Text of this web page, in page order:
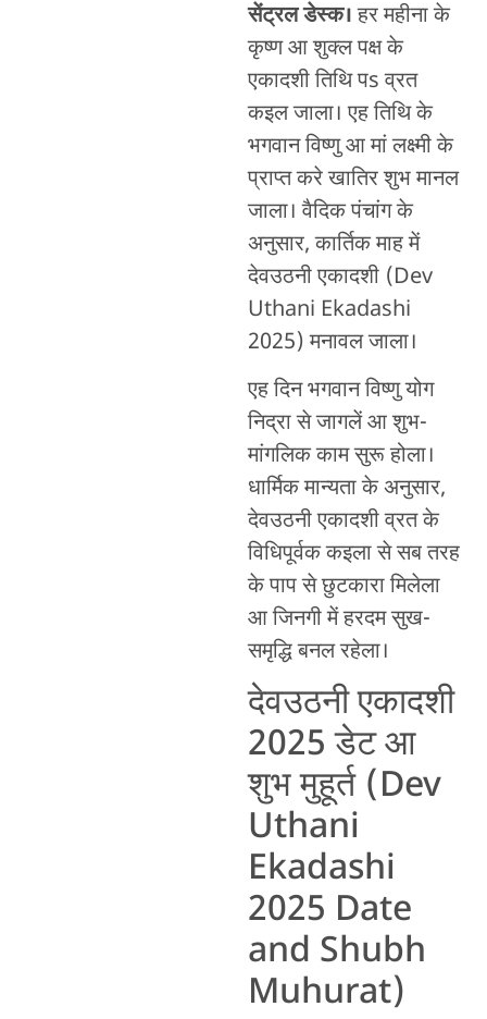
सेंट्रल डेस्क।हर महीना के
कृष्ण आ शुक्ल पक्ष के
एकादशी तिथि पs व्रत
कइल जाला। एह तिथि के
भगवान विष्णु आ मां लक्ष्मी के
प्राप्त करे खातिर शुभ मानल
जाला। वैदिक पंचांग के
अनुसार, कार्तिक माह में
देवउठनी एकादशी (Dev
Uthani Ekadashi
2025) मनावल जाला।
एह दिन भगवान विष्णु योग
निद्रा से जागलें आ शुभ-
मांगलिक काम सुरू होला।
धार्मिक मान्यता के अनुसार,
देवउठनी एकादशी व्रत के
विधिपूर्वक कइला से सब तरह
के पाप से छुटकारा मिलेला
आ जिनगी में हरदम सुख-
समृद्धि बनल रहेला।
देवउठनी एकादशी
2025 डेट आ
शुभ मुहूर्त (Dev
Uthani
Ekadashi
2025 Date
and Shubh
Muhurat)